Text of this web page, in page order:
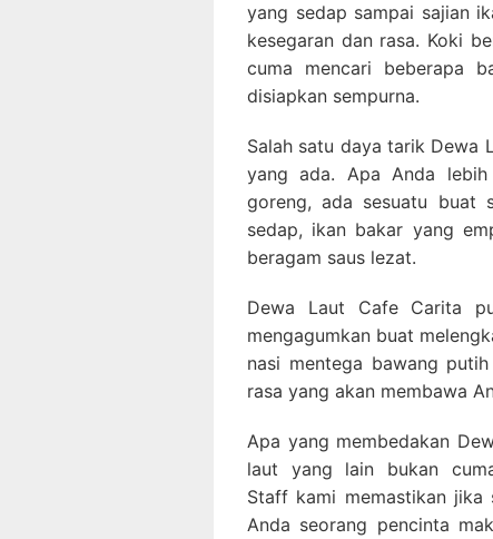
yang sedap sampai sajian
kesegaran dan rasa. Koki
cuma mencari beberapa
disiapkan sempurna.
Salah satu daya tarik Dewa
yang ada. Apa Anda
goreng, ada sesuatu buat
sedap, ikan bakar yang
beragam saus lezat.
Dewa Laut Cafe Carita
mengagumkan buat
nasi mentega bawang
rasa yang akan membawa
Apa yang membedakan
laut yang lain bukan
Staff kami memastikan jika
Anda seorang pencinta